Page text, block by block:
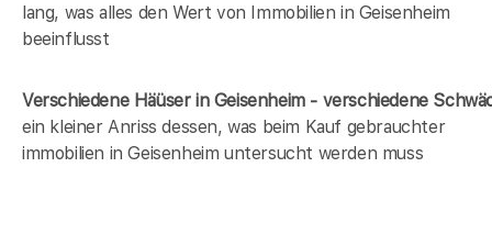
lang, was alles den Wert von Immobilien in Geisenheim
beeinflusst
Verschiedene Häüser in Geisenheim - verschiedene
ein kleiner Anriss dessen, was beim Kauf gebrauchter
immobilien in Geisenheim untersucht werden muss